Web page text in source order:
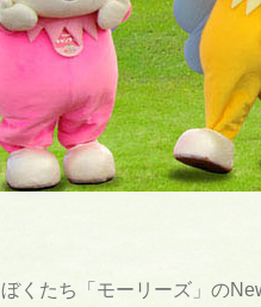
ぼくたち「モーリーズ」の